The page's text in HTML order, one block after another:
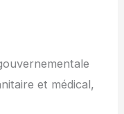
et médical,